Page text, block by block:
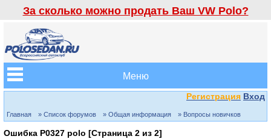
За сколько можно продать Ваш VW Polo?
Меню
Регистрация Вход
Главная » Список форумов » Общая информация » Вопросы новичков
Ошибка P0327 polo [Страница 2 из 2]